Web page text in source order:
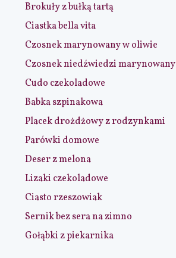
Brokuły z bułką tartą
Ciastka bella vita
Czosnek marynowany w oliwie
Czosnek niedźwiedzi marynowany
Cudo czekoladowe
Babka szpinakowa
Placek drożdżowy z rodzynkami
Parówki domowe
Deser z melona
Lizaki czekoladowe
Ciasto rzeszowiak
Sernik bez sera na zimno
Gołąbki z piekarnika